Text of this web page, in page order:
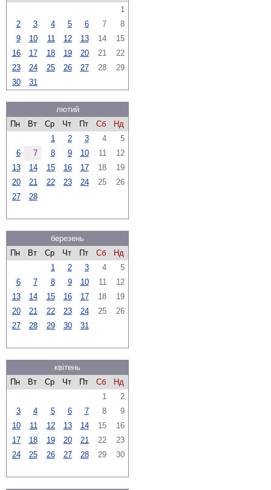
1
2
3 4 5 6 7
8
9
10 11 12 13 14
15
16
17 18 19 20 21
22
23
24 25 26 27 28
29
30
31
лютий
Пн
Вт Ср Чт Пт Сб
Нд
1
2 3 4
5
6
7 8 9 10 11
12
13
14 15 16 17 18
19
20
21 22 23 24 25
26
27
28
березень
Пн
Вт Ср Чт Пт Сб
Нд
1
2 3 4
5
6
7 8 9 10 11
12
13
14 15 16 17 18
19
20
21 22 23 24 25
26
27
28 29 30 31
квітень
Пн
Вт Ср Чт Пт Сб
Нд
1
2
3
4 5 6 7 8
9
10
11 12 13 14 15
16
17
18 19 20 21 22
23
24
25 26 27 28 29 30